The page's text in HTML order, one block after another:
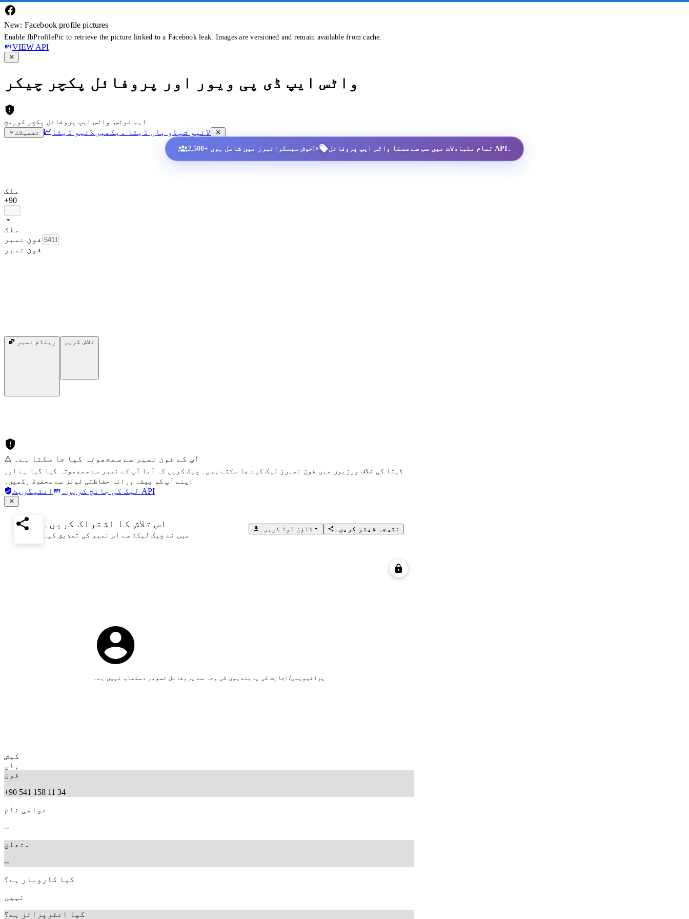
New: Facebook profile pictures
Enable fbProfilePic to retrieve the picture linked to a Facebook leak. Images are versioned and remain available from cache.
VIEW API
واٹس ایپ ڈی پی ویور اور پروفائل پکچر چیکر
اہم نوٹس: واٹس ایپ پروفائل پکچر کوریج
تفصیلات
لائیو شیڈو بان ڈیٹا دیکھیں لائیو ڈیٹا
2,500+ خوش سبسکرائبرز میں شامل ہوں!• تمام متبادلات میں سب سے سستا واٹس ایپ پروفائل API۔
ملک
+90
ملک
فون نمبر
فون نمبر
رینڈم نمبر تلاش کریں
⚠️ آپ کے فون نمبر سے سمجھوتہ کیا جا سکتا ہے۔
ڈیٹا کی خلاف ورزیوں میں فون نمبرز لیک کیے جا سکتے ہیں۔ چیک کریں کہ آیا آپ کے نمبر سے سمجھوتہ کیا گیا ہے اور
اپنے آپ کو پیشہ ورانہ حفاظتی ٹولز سے محفوظ رکھیں۔
لیک کی جانچ کریں۔ انٹیگریٹ API
اس تلاش کا اشتراک کریں۔
میں نے چیک لیکڈ سے اس نمبر کی تصدیق کی۔
ڈاؤن لوڈ کریں۔ نتیجہ شیئر کریں۔
پرائیویسی/اجازت کی پابندیوں کی وجہ سے پروفائل تصویر دستیاب نہیں ہے۔
کیش
ہاں
فون
+90 541 158 11 34
عوامی نام
--
متعلق
--
کیا کاروبار ہے؟
نہیں
کیا انٹرپرائز ہے؟